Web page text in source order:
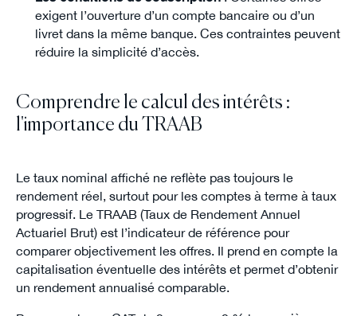
exigent l’ouverture d’un compte bancaire ou d’un
livret dans la même banque. Ces contraintes peuvent
réduire la simplicité d’accès.
Comprendre le calcul des intérêts :
l'importance du TRAAB
Le taux nominal affiché ne reflète pas toujours le
rendement réel, surtout pour les comptes à terme à taux
progressif. Le TRAAB (Taux de Rendement Annuel
Actuariel Brut) est l’indicateur de référence pour
comparer objectivement les offres. Il prend en compte la
capitalisation éventuelle des intérêts et permet d’obtenir
un rendement annualisé comparable.